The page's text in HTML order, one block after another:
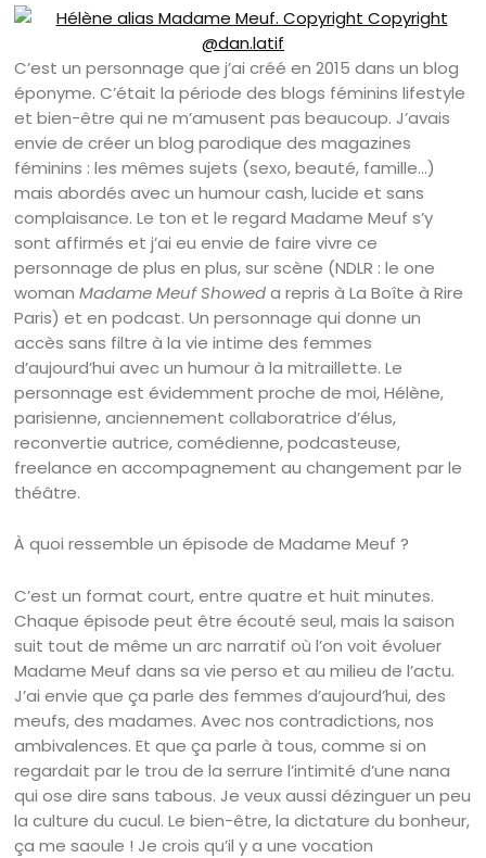
C’est un personnage que j’ai créé en 2015 dans un blog
éponyme. C’était la période des blogs féminins lifestyle
et bien-être qui ne m’amusent pas beaucoup. J’avais
envie de créer un blog parodique des magazines
féminins : les mêmes sujets (sexo, beauté, famille…)
mais abordés avec un humour cash, lucide et sans
complaisance. Le ton et le regard Madame Meuf s’y
sont affirmés et j’ai eu envie de faire vivre ce
personnage de plus en plus, sur scène (NDLR : le one
womanMadame Meuf Showeda repris à La Boîte à Rire
Paris) et en podcast. Un personnage qui donne un
accès sans filtre à la vie intime des femmes
d’aujourd’hui avec un humour à la mitraillette. Le
personnage est évidemment proche de moi, Hélène,
parisienne, anciennement collaboratrice d’élus,
reconvertie autrice, comédienne, podcasteuse,
freelance en accompagnement au changement par le
théâtre.
À quoi ressemble un épisode de Madame Meuf ?
C’est un format court, entre quatre et huit minutes.
Chaque épisode peut être écouté seul, mais la saison
suit tout de même un arc narratif où l’on voit évoluer
Madame Meuf dans sa vie perso et au milieu de l’actu.
J’ai envie que ça parle des femmes d’aujourd’hui, des
meufs, des madames. Avec nos contradictions, nos
ambivalences. Et que ça parle à tous, comme si on
regardait par le trou de la serrure l’intimité d’une nana
qui ose dire sans tabous. Je veux aussi dézinguer un peu
la culture du cucul. Le bien-être, la dictature du bonheur,
ça me saoule ! Je crois qu’il y a une vocation